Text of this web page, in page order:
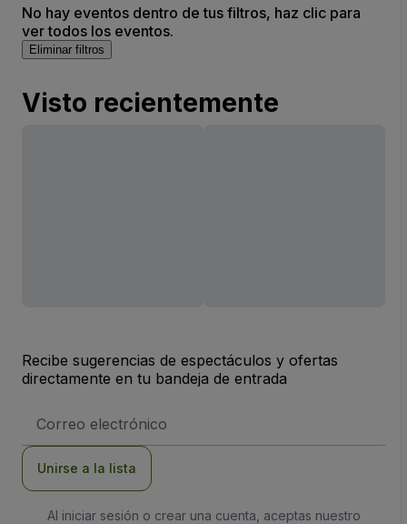
No hay eventos dentro de tus filtros, haz clic para
ver todos los eventos.
Eliminar filtros
Visto recientemente
Recibe sugerencias de espectáculos y ofertas
directamente en tu bandeja de entrada
de
Unirse a la lista
Al iniciar sesión o crear una cuenta, aceptas nuestro